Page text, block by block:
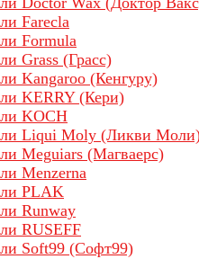
Farecla
Formula
Grass (Грасс)
Kangaroo (Кенгуру)
KERRY (Кери)
KOCH
Liqui Moly (Ликви
Meguiars (Магваерс)
Menzerna
PLAK
Runway
RUSEFF
Soft99 (Софт99)